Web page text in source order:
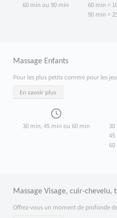
60 min ou 90 min
60 min =
90 min =
Massage Enfants
Pour les plus petits comme pour les
En savoir plus
30 min, 45 min ou 60 min
45
60
Massage Visage, cuir-chevelu,
Offrez-vous un moment de profonde